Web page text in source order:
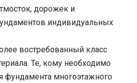
дорожек и
индивидуальных
востребованный класс
Те, кому необходимо
фундамента многоэтажного